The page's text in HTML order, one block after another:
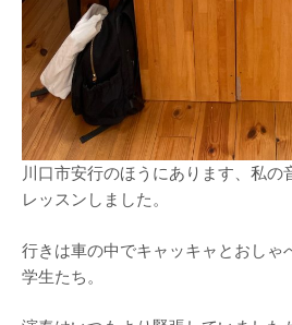
川口市安行のほうにあります、私の
レッスンしました。
行きは車の中でキャッキャとおしゃ
学生たち。